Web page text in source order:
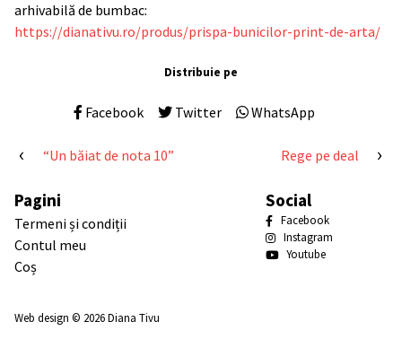
arhivabilă de bumbac:
https://dianativu.ro/produs/prispa-bunicilor-print-de-arta/
Distribuie pe
Facebook Twitter WhatsApp
Navigare
în
articole
Rege pe deal
“Un băiat de nota 10”
Pagini
Termeni și condiții
Contul meu
Coș
Social
Facebook
Instagram
Youtube
Web design © 2026Diana Tivu